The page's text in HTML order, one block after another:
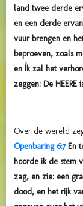
land twee derde
en een derde
vuur brengen en
beproeven, zoals
en Ík zal het
zeggen: De HEERE
Over de wereld
Openbaring 6:7En
hoorde ik de stem
zag, en zie: een
dood, en het rijk